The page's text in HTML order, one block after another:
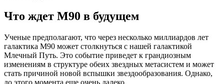
Что ждет M90 в будущем
Ученые предполагают, что через несколько миллиардов лет
галактика M90 может столкнуться с нашей галактикой
Млечный Путь. Это событие приведет к грандиозным
изменениям в структуре обеих звездных метасистем и может
стать причиной новой вспышки звездообразования. Однако,